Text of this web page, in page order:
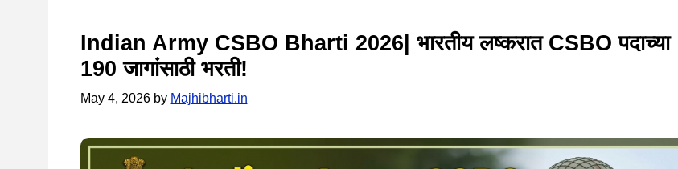
Indian Army CSBO Bharti 2026| भारतीय लष्करात CSBO पदाच्या
190 जागांसाठी भरती!
May 4, 2026 by Majhibharti.in